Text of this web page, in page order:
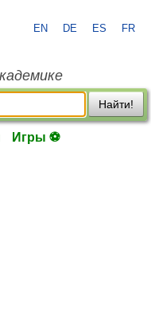
EN DE ES FR
Найти!
Игры ⚽